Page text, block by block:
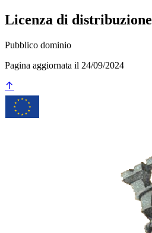
Licenza di distribuzione
Pubblico dominio
Pagina aggiornata il 24/09/2024